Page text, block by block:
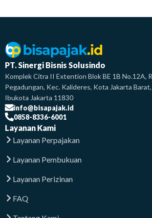
PT. Sinergi Bisnis Solusindo
Komplek Citra II Extention Blok BE 1B No.12A,
Pegadungan, Kec. Kalideres, Kota Jakarta
Ibukota Jakarta 11830
info@bisapajak.id
0858-8336-6001
Layanan Kami
Layanan Perpajakan
Layanan Pembukuan
Layanan Perizinan
FAQ